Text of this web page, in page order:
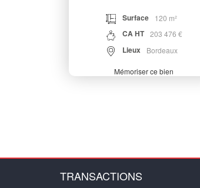
Surface 120 m²
CA HT 203 476 €
Lieux Bordeaux
Mémoriser ce bien
TRANSACTIONS